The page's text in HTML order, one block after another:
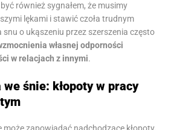
również sygnałem, że musimy
lękami i stawić czoła trudnym
o ukąszeniu przez szerszenia często
własnej odporności
w relacjach z innymi.
śnie: kłopoty w pracy